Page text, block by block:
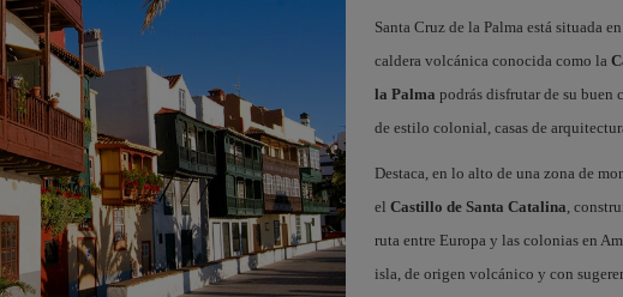
Santa Cruz de la Palma está situada
caldera volcánica conocida como la
la Palma podrás disfrutar de su buen
de estilo colonial, casas de
Destaca, en lo alto de una zona de
el Castillo de Santa Catalina,
ruta entre Europa y las colonias en
isla, de origen volcánico y con